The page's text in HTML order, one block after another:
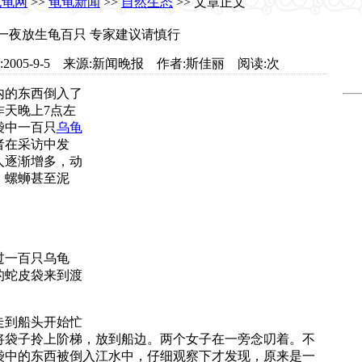
夜放生龟百只 专家建议请慎行
:2005-9-5 来源:新闻晚报 作者:斯佳丽 阅读:次
东西倒入了
天晚上7点左
一百只乌龟
在采访中发
逐渐增多，动
螺蛳甚至泥
百只乌龟
蛇皮袋来到渡
船头开始忙
子拎上阶梯，放到船边。两个女子在一旁念叨着。不
的东西被倒入江水中，仔细观察下才发现，原来是一